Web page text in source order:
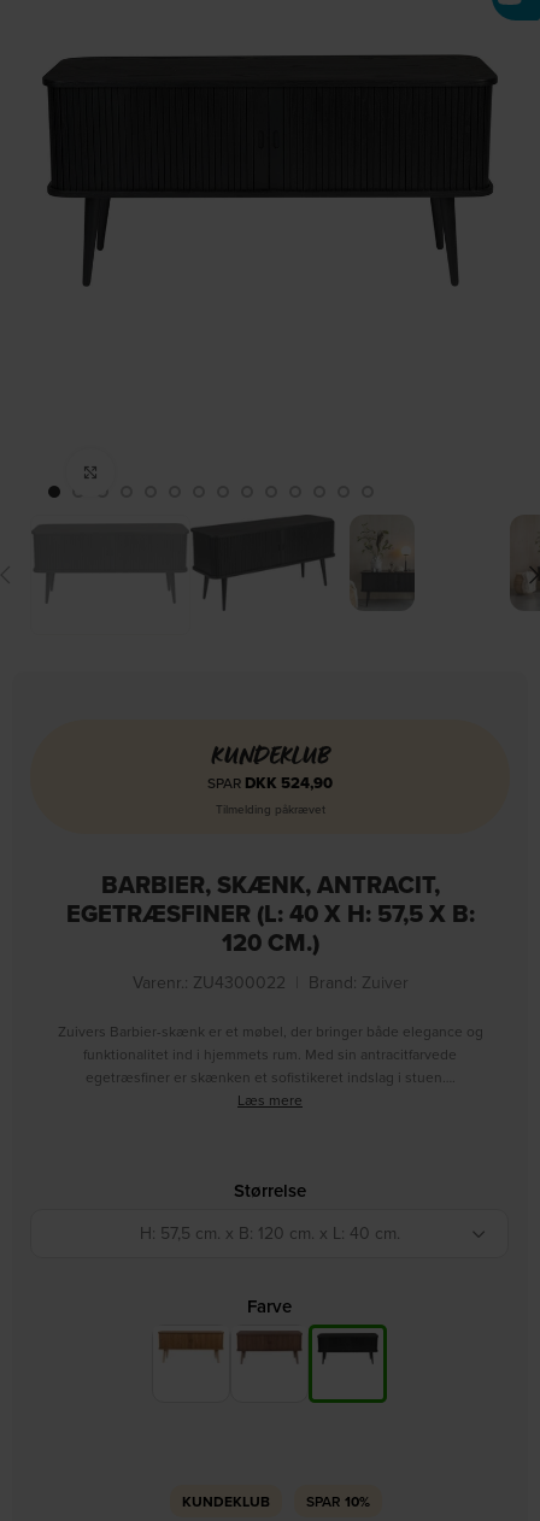
KUNDEKLUB
SPAR DKK 524,90
Tilmelding påkrævet
BARBIER, SKÆNK, ANTRACIT,
EGETRÆSFINER (L: 40 X H: 57,5 X B:
120 CM.)
Varenr.: ZU4300022 Brand: Zuiver
Zuivers Barbier-skænk er et møbel, der bringer både elegance og
funktionalitet ind i hjemmets rum. Med sin antracitfarvede
egetræsfiner er skænken et sofistikeret indslag i stuen….
Læs mere
Størrelse
H: 57,5 cm. x B: 120 cm. x L: 40 cm.
Farve
KUNDEKLUB SPAR 10%